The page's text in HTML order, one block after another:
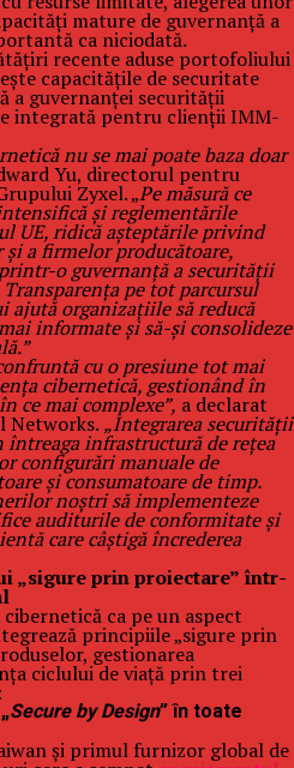
mature de guvernanță a
ca niciodată.
recente aduse portofoliului
capacitățile de securitate
a guvernanței securității
integrată pentru clienții IMM-
nu se mai poate baza doar
Yu, directorul pentru
Zyxel. „Pe măsură ce
și reglementările
UE, ridică așteptările privind
a firmelor producătoare,
o guvernanță a securității
pe tot parcursul
ajută organizațiile să reducă
informate și să-și consolideze
cu o presiune tot mai
cibernetică, gestionând în
ce mai complexe”, a declarat
Networks. „Integrarea securității
infrastructură de rețea
configurări manuale de
și consumatoare de timp.
noștri să implementeze
auditurile de conformitate și
care câștigă încrederea
„sigure prin proiectare” într-
ca pe un aspect
principiile „sigure prin
gestionarea
ciclului de viață prin trei
Secure by Design” în toate
și primul furnizor global de